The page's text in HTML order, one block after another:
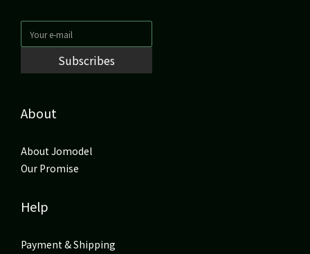
Subscribes
About
About Jomodel
Our Promise
Help
Payment & Shipping